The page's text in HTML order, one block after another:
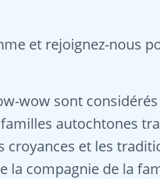
et rejoignez-nous
wow sont
autochtones
et les
la compagnie de la